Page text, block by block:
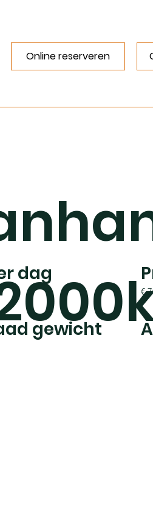
dag
gewicht
€
Online reserveren